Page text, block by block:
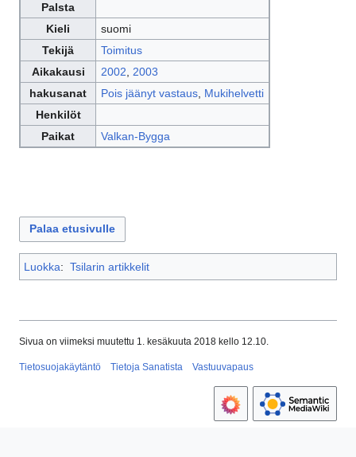
Palsta
Kieli
suomi
Tekijä
Toimitus
Aikakausi
2002
2003
hakusanat
Pois jäänyt vastaus, Mukihelvetti
Henkilöt
Paikat
Valkan-Bygga
Palaa etusivulle
Luokka: Tsilarin artikkelit
Sivua on viimeksi muutettu 1. kesäkuuta 2018 kello 12.10.
Tietosuojakäytäntö Tietoja Sanatista Vastuuvapaus